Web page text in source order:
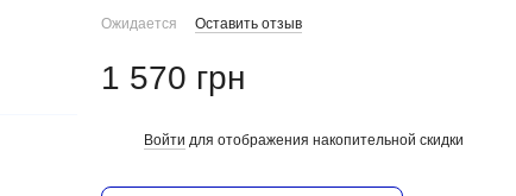
Ожидается Оставить отзыв
1 570 грн
Войти для отображения накопительной скидки